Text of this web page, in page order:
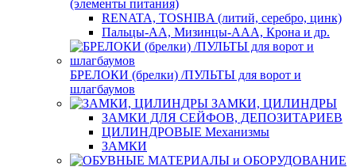
(элементы питания)
RENATA, TOSHIBA (литий, серебро, цинк)
Пальцы-АА, Мизинцы-ААА, Крона и др.
БРЕЛОКИ (брелки) /ПУЛЬТЫ для ворот и
шлагбаумов
ЗАМКИ, ЦИЛИНДРЫ
ЗАМКИ ДЛЯ СЕЙФОВ, ДЕПОЗИТАРИЕВ
ЦИЛИНДРОВЫЕ Механизмы
ЗАМКИ